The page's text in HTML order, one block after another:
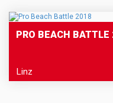
PRO BEACH BATTLE
Linz